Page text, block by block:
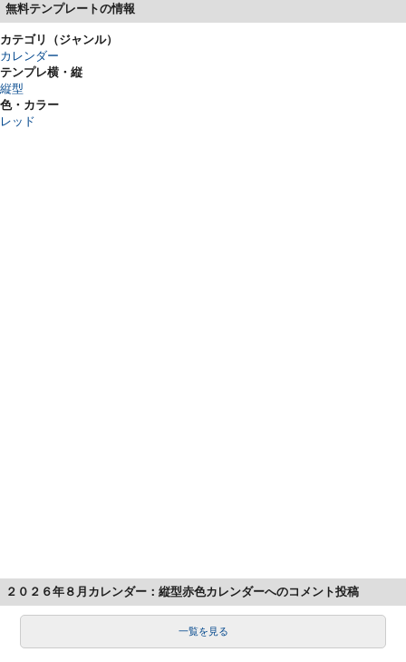
無料テンプレートの情報
カテゴリ（ジャンル）
カレンダー
テンプレ横・縦
縦型
色・カラー
レッド
２０２６年８月カレンダー：縦型赤色カレンダーへのコメント投稿
一覧を見る